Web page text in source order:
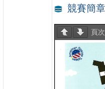
競賽簡章
頁次